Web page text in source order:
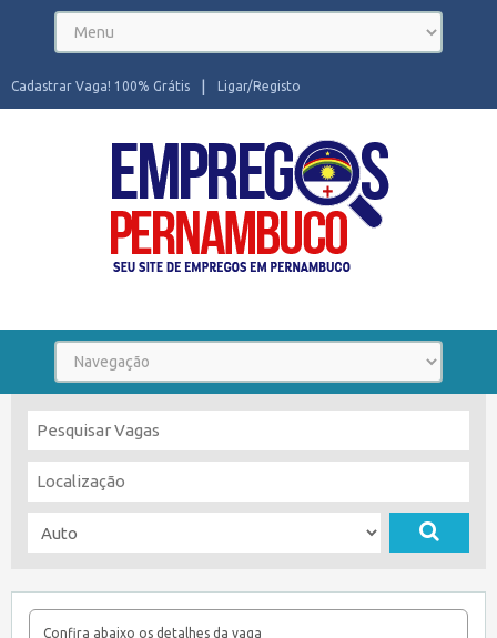
Ligar/Registo
Cadastrar Vaga! 100% Grátis
Confira abaixo os detalhes da vaga